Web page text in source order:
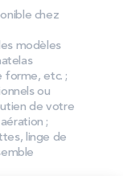
chez
modèles
forme, etc. ;
ou
de votre
;
linge de